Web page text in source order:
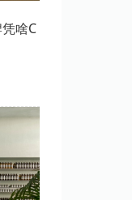
啥C